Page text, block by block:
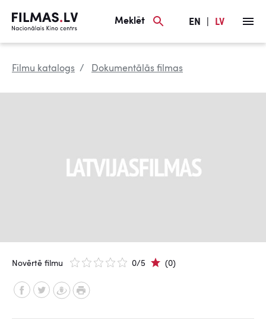
Meklēt EN LV
Filmu katalogs Dokumentālās filmas
Novērtē filmu 0/5 (0)